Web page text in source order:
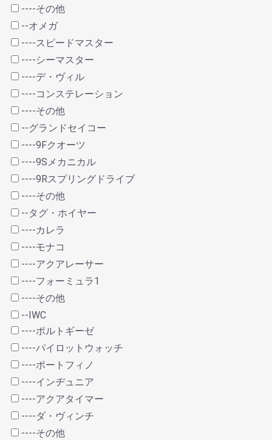
----その他
--オメガ
----スピードマスター
----シーマスター
----デ・ヴィル
----コンステレーション
----その他
--グランドセイコー
----9Fクオーツ
----9Sメカニカル
----9Rスプリングドライブ
----その他
--タグ・ホイヤー
----カレラ
----モナコ
----アクアレーサー
----フォーミュラ1
----その他
--IWC
----ポルトギーゼ
----パイロットウォッチ
----ポートフィノ
----インヂュニア
----アクアタイマー
----ダ・ヴィンチ
----その他